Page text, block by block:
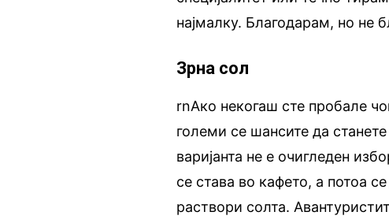
најмалку. Благодарам, но не
Зрна сол
rnАко некогаш сте пробале
големи се шансите да
варијанта не е очигледен
се става во кафето, а потоа
раствори солта.